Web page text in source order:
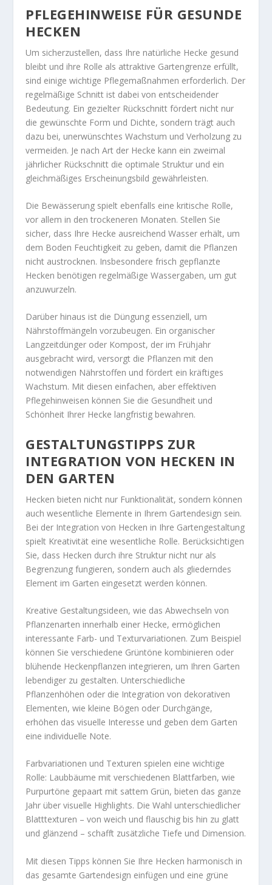
PFLEGEHINWEISE FÜR GESUNDE
HECKEN
Um sicherzustellen, dass Ihre natürliche Hecke gesund
bleibt und ihre Rolle als attraktive Gartengrenze erfüllt,
sind einige wichtige Pflegemaßnahmen erforderlich. Der
regelmäßige Schnitt ist dabei von entscheidender
Bedeutung. Ein gezielter Rückschnitt fördert nicht nur
die gewünschte Form und Dichte, sondern trägt auch
dazu bei, unerwünschtes Wachstum und Verholzung zu
vermeiden. Je nach Art der Hecke kann ein zweimal
jährlicher Rückschnitt die optimale Struktur und ein
gleichmäßiges Erscheinungsbild gewährleisten.
Die Bewässerung spielt ebenfalls eine kritische Rolle,
vor allem in den trockeneren Monaten. Stellen Sie
sicher, dass Ihre Hecke ausreichend Wasser erhält, um
dem Boden Feuchtigkeit zu geben, damit die Pflanzen
nicht austrocknen. Insbesondere frisch gepflanzte
Hecken benötigen regelmäßige Wassergaben, um gut
anzuwurzeln.
Darüber hinaus ist die Düngung essenziell, um
Nährstoffmängeln vorzubeugen. Ein organischer
Langzeitdünger oder Kompost, der im Frühjahr
ausgebracht wird, versorgt die Pflanzen mit den
notwendigen Nährstoffen und fördert ein kräftiges
Wachstum. Mit diesen einfachen, aber effektiven
Pflegehinweisen können Sie die Gesundheit und
Schönheit Ihrer Hecke langfristig bewahren.
GESTALTUNGSTIPPS ZUR
INTEGRATION VON HECKEN IN
DEN GARTEN
Hecken bieten nicht nur Funktionalität, sondern können
auch wesentliche Elemente in Ihrem Gartendesign sein.
Bei der Integration von Hecken in Ihre Gartengestaltung
spielt Kreativität eine wesentliche Rolle. Berücksichtigen
Sie, dass Hecken durch ihre Struktur nicht nur als
Begrenzung fungieren, sondern auch als gliederndes
Element im Garten eingesetzt werden können.
Kreative Gestaltungsideen, wie das Abwechseln von
Pflanzenarten innerhalb einer Hecke, ermöglichen
interessante Farb- und Texturvariationen. Zum Beispiel
können Sie verschiedene Grüntöne kombinieren oder
blühende Heckenpflanzen integrieren, um Ihren Garten
lebendiger zu gestalten. Unterschiedliche
Pflanzenhöhen oder die Integration von dekorativen
Elementen, wie kleine Bögen oder Durchgänge,
erhöhen das visuelle Interesse und geben dem Garten
eine individuelle Note.
Farbvariationen und Texturen spielen eine wichtige
Rolle: Laubbäume mit verschiedenen Blattfarben, wie
Purpurtöne gepaart mit sattem Grün, bieten das ganze
Jahr über visuelle Highlights. Die Wahl unterschiedlicher
Blatttexturen – von weich und flauschig bis hin zu glatt
und glänzend – schafft zusätzliche Tiefe und Dimension.
Mit diesen Tipps können Sie Ihre Hecken harmonisch in
das gesamte Gartendesign einfügen und eine grüne